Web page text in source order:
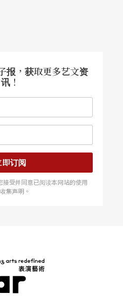
报，获取更多艺文资
讯！
订阅
受并同意已阅读本网站的使用
集声明。